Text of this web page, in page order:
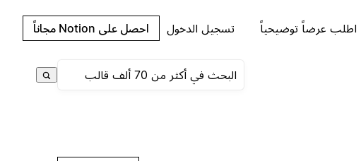
اطلب عرضاً توضيحياً تسجيل الدخول احصل على Notion مجاناً